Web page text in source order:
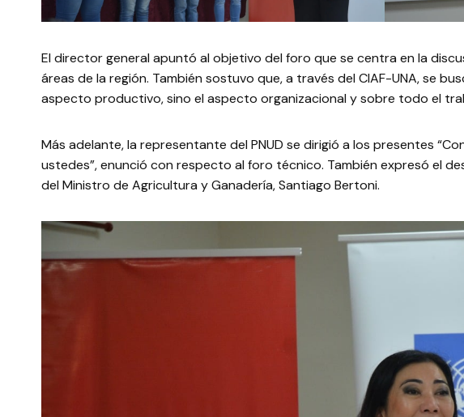
El director general apuntó al objetivo del foro que se centra en la
áreas de la región. También sostuvo que, a través del CIAF-UNA, se
aspecto productivo, sino el aspecto organizacional y sobre todo el
Más adelante, la representante del PNUD se dirigió a los presentes
ustedes”, enunció con respecto al foro técnico. También expresó el
del Ministro de Agricultura y Ganadería, Santiago Bertoni.